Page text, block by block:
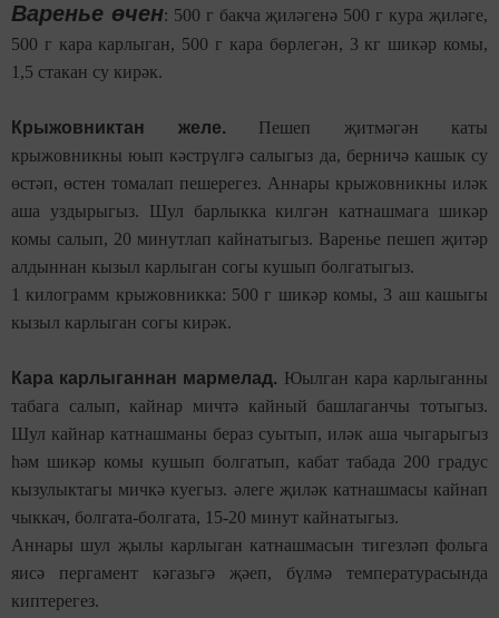
Варенье өчен: 500 г бакча җиләгенә 500 г кура җиләге,
500 г кара карлыган, 500 г кара бөрлегән, 3 кг шикәр комы,
1,5 стакан су кирәк.
Крыжовниктан желе. Пешеп җитмәгән каты
крыжовникны юып кәстрүлгә салыгыз да, берничә кашык су
өстәп, өстен томалап пешерегез. Аннары крыжовникны иләк
аша уздырыгыз. Шул барлыкка килгән катнашмага шикәр
комы салып, 20 минутлап кайнатыгыз. Варенье пешеп җитәр
алдыннан кызыл карлыган согы кушып болгатыгыз.
1 килограмм крыжовникка: 500 г шикәр комы, 3 аш кашыгы
кызыл карлыган согы кирәк.
Кара карлыганнан мармелад. Юылган кара карлыганны
табага салып, кайнар мичтә кайный башлаганчы тотыгыз.
Шул кайнар катнашманы бераз суытып, иләк аша чыгарыгыз
һәм шикәр комы кушып болгатып, кабат табада 200 градус
кызулыктагы мичкә куегыз. әлеге җиләк катнашмасы кайнап
чыккач, болгата-болгата, 15-20 минут кайнатыгыз.
Аннары шул җылы карлыган катнашмасын тигезләп фольга
яисә пергамент кәгазьгә җәеп, бүлмә температурасында
киптерегез.